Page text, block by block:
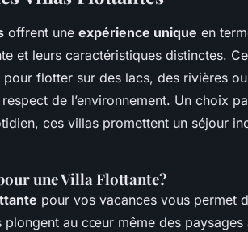
offrent une expérience unique en
et leurs caractéristiques distinctes.
flotter sur des lacs, des rivières
de l’environnement. Un choix
ces villas promettent un séjour
une Villa Flottante?
pour vos vacances vous permet
plongent au cœur même des